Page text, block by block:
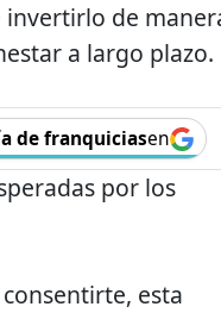
de
a largo plazo.
de franquiciasen
por los
esta